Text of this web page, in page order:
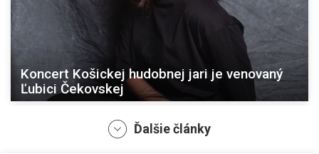
Koncert Košickej hudobnej jari je venovaný
Ľubici Čekovskej
Ďalšie články